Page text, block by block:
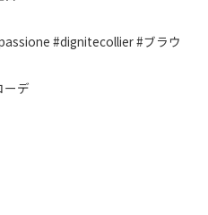
#dignitecollier #ブラウ
ーデ